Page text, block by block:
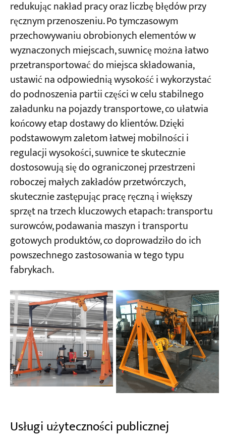
redukując nakład pracy oraz liczbę błędów przy
ręcznym przenoszeniu. Po tymczasowym
przechowywaniu obrobionych elementów w
wyznaczonych miejscach, suwnicę można łatwo
przetransportować do miejsca składowania,
ustawić na odpowiednią wysokość i wykorzystać
do podnoszenia partii części w celu stabilnego
załadunku na pojazdy transportowe, co ułatwia
końcowy etap dostawy do klientów. Dzięki
podstawowym zaletom łatwej mobilności i
regulacji wysokości, suwnice te skutecznie
dostosowują się do ograniczonej przestrzeni
roboczej małych zakładów przetwórczych,
skutecznie zastępując pracę ręczną i większy
sprzęt na trzech kluczowych etapach: transportu
surowców, podawania maszyn i transportu
gotowych produktów, co doprowadziło do ich
powszechnego zastosowania w tego typu
fabrykach.
Usługi użyteczności publicznej